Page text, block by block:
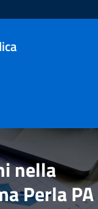
nella
Perla PA